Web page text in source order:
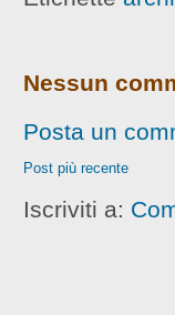
Nessun
Posta un
Post più recente
Iscriviti a: